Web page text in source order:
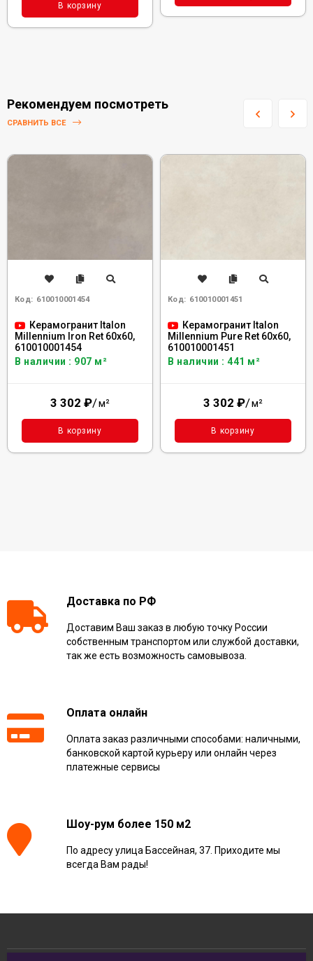
В корзину
Рекомендуем посмотреть
СРАВНИТЬ ВСЕ
Код: 610010001454
Керамогранит Italon
Millennium Iron Ret 60x60,
610010001454
В наличии : 907 м²
3 302 ₽/м²
В корзину
Код: 610010001451
Керамогранит Italon
Millennium Pure Ret 60x60,
610010001451
В наличии : 441 м²
3 302 ₽/м²
В корзину
Доставка по РФ
Доставим Ваш заказ в любую точку России
собственным транспортом или службой доставки,
так же есть возможность самовывоза.
Оплата онлайн
Оплата заказ различными способами: наличными,
банковской картой курьеру или онлайн через
платежные сервисы
Шоу-рум более 150 м2
По адресу улица Бассейная, 37. Приходите мы
всегда Вам рады!